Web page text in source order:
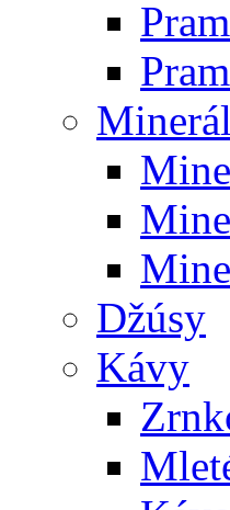
Džúsy
Kávy